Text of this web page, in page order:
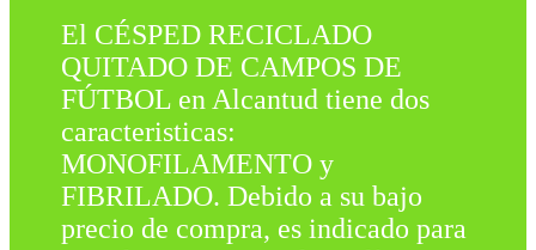
El CÉSPED RECICLADO
QUITADO DE CAMPOS DE
FÚTBOL en Alcantud tiene dos
caracteristicas:
MONOFILAMENTO y
FIBRILADO. Debido a su bajo
precio de compra, es indicado para